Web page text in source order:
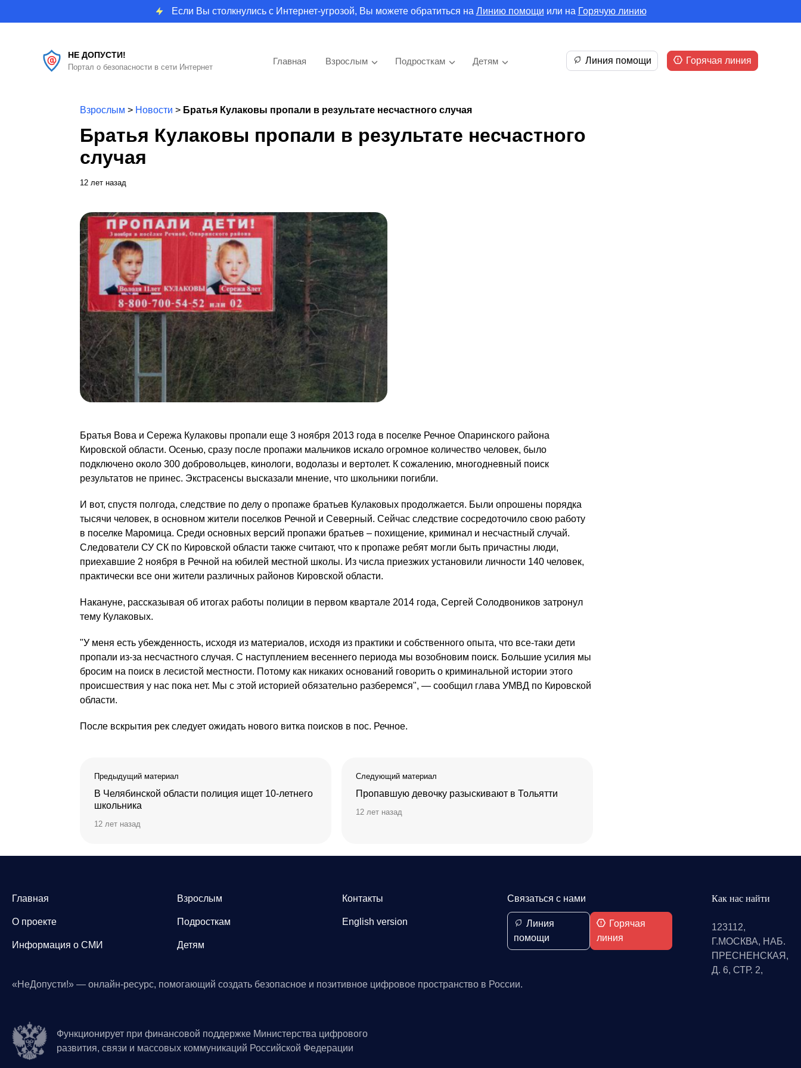
Если Вы столкнулись с Интернет-угрозой, Вы можете обратиться на Линию помощи или на Горячую линию
НЕ ДОПУСТИ!
Портал о безопасности в сети Интернет
Главная Взрослым Подросткам Детям Линия помощи Горячая линия
Взрослым > Новости > Братья Кулаковы пропали в результате несчастного случая
Братья Кулаковы пропали в результате несчастного
случая
12 лет назад
Братья Вова и Сережа Кулаковы пропали еще 3 ноября 2013 года в поселке Речное Опаринского района
Кировской области. Осенью, сразу после пропажи мальчиков искало огромное количество человек, было
подключено около 300 добровольцев, кинологи, водолазы и вертолет. К сожалению, многодневный поиск
результатов не принес. Экстрасенсы высказали мнение, что школьники погибли.
И вот, спустя полгода, следствие по делу о пропаже братьев Кулаковых продолжается. Были опрошены порядка
тысячи человек, в основном жители поселков Речной и Северный. Сейчас следствие сосредоточило свою работу
в поселке Маромица. Среди основных версий пропажи братьев – похищение, криминал и несчастный случай.
Следователи СУ СК по Кировской области также считают, что к пропаже ребят могли быть причастны люди,
приехавшие 2 ноября в Речной на юбилей местной школы. Из числа приезжих установили личности 140 человек,
практически все они жители различных районов Кировской области.
Накануне, рассказывая об итогах работы полиции в первом квартале 2014 года, Сергей Солодвоников затронул
тему Кулаковых.
"У меня есть убежденность, исходя из материалов, исходя из практики и собственного опыта, что все-таки дети
пропали из-за несчастного случая. С наступлением весеннего периода мы возобновим поиск. Большие усилия мы
бросим на поиск в лесистой местности. Потому как никаких оснований говорить о криминальной истории этого
происшествия у нас пока нет. Мы с этой историей обязательно разберемся", — сообщил глава УМВД по Кировской
области.
После вскрытия рек следует ожидать нового витка поисков в пос. Речное.
Предыдущий материал
В Челябинской области полиция ищет 10-летнего
школьника
12 лет назад
Следующий материал
Пропавшую девочку разыскивают в Тольятти
12 лет назад
Главная
О проекте
Информация о СМИ
Взрослым
Подросткам
Детям
Контакты
English version
Связаться с нами
Линия
помощи
Горячая
линия
«НеДопусти!» — онлайн-ресурс, помогающий создать безопасное и позитивное цифровое пространство в России.
Как нас найти
123112,
Г.МОСКВА, НАБ.
ПРЕСНЕНСКАЯ,
Д. 6, СТР. 2,
Функционирует при финансовой поддержке Министерства цифрового
развития, связи и массовых коммуникаций Российской Федерации